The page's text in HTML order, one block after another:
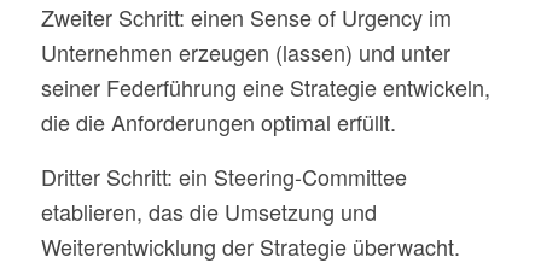
Zweiter Schritt: einen Sense of Urgency im
Unternehmen erzeugen (lassen) und unter
seiner Federführung eine Strategie entwickeln,
die die Anforderungen optimal erfüllt.
Dritter Schritt: ein Steering-Committee
etablieren, das die Umsetzung und
Weiterentwicklung der Strategie überwacht.